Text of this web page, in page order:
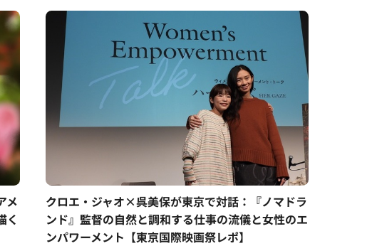
メ
く
クロエ・ジャオ×呉美保が東京で対話：『ノマドラ
ンド』監督の自然と調和する仕事の流儀と女性のエ
ンパワーメント【東京国際映画祭レポ】